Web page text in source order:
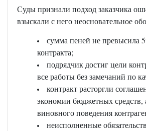
Суды признали подход заказчика
взыскали с него неосновательное
сумма пеней не превысила
контракта;
подрядчик достиг цели
все работы без замечаний по
контракт расторгли
экономии бюджетных средств,
виновного поведения
неисполненные